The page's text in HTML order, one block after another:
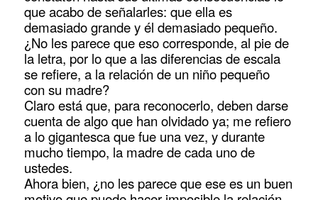
que acabo de señalarles: que ella es
demasiado grande y él demasiado pequeño.
¿No les parece que eso corresponde, al pie de
la letra, por lo que a las diferencias de escala
se refiere, a la relación de un niño pequeño
con su madre?
Claro está que, para reconocerlo, deben darse
cuenta de algo que han olvidado ya; me refiero
a lo gigantesca que fue una vez, y durante
mucho tiempo, la madre de cada uno de
ustedes.
Ahora bien, ¿no les parece que ese es un buen